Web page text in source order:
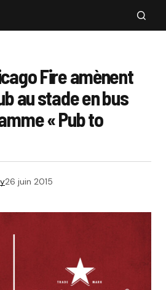
Fire amènent
au stade en bus
« Pub to
26 juin 2015